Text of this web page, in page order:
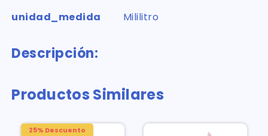
unidad_medida
Mililitro
Descripción:
Productos Similares
25% Descuento